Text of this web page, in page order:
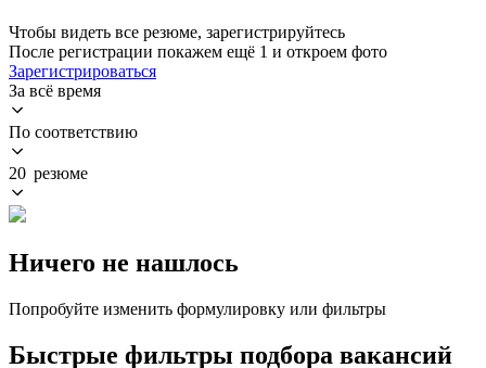
Чтобы видеть все резюме, зарегистрируйтесь
После регистрации покажем ещё 1 и откроем фото
Зарегистрироваться
За всё время
По соответствию
20 резюме
Ничего не нашлось
Попробуйте изменить формулировку или фильтры
Быстрые фильтры подбора вакансий